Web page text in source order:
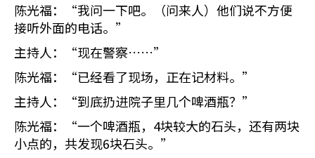
陈光福：“我问一下吧。（问来人）他们说不方便
接听外面的电话。”
主持人：“现在警察……”
陈光福：“已经看了现场，正在记材料。”
主持人：“到底扔进院子里几个啤酒瓶？”
陈光福：“一个啤酒瓶，4块较大的石头，还有两块
小点的，共发现6块石头。”